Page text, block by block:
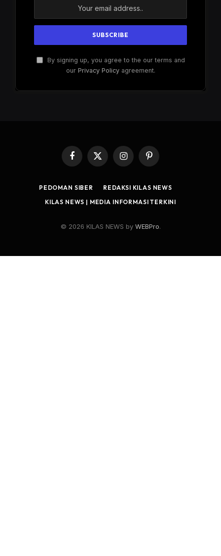
By signing up, you agree to the our terms and
our Privacy Policyagreement.
Facebook
X
InstagramPinterest
PEDOMAN SIBER
REDAKSI KILAS NEWS
KILAS NEWS | MEDIA INFORMASI TERKINI
© 2026 KILAS NEWS by WEBPro.